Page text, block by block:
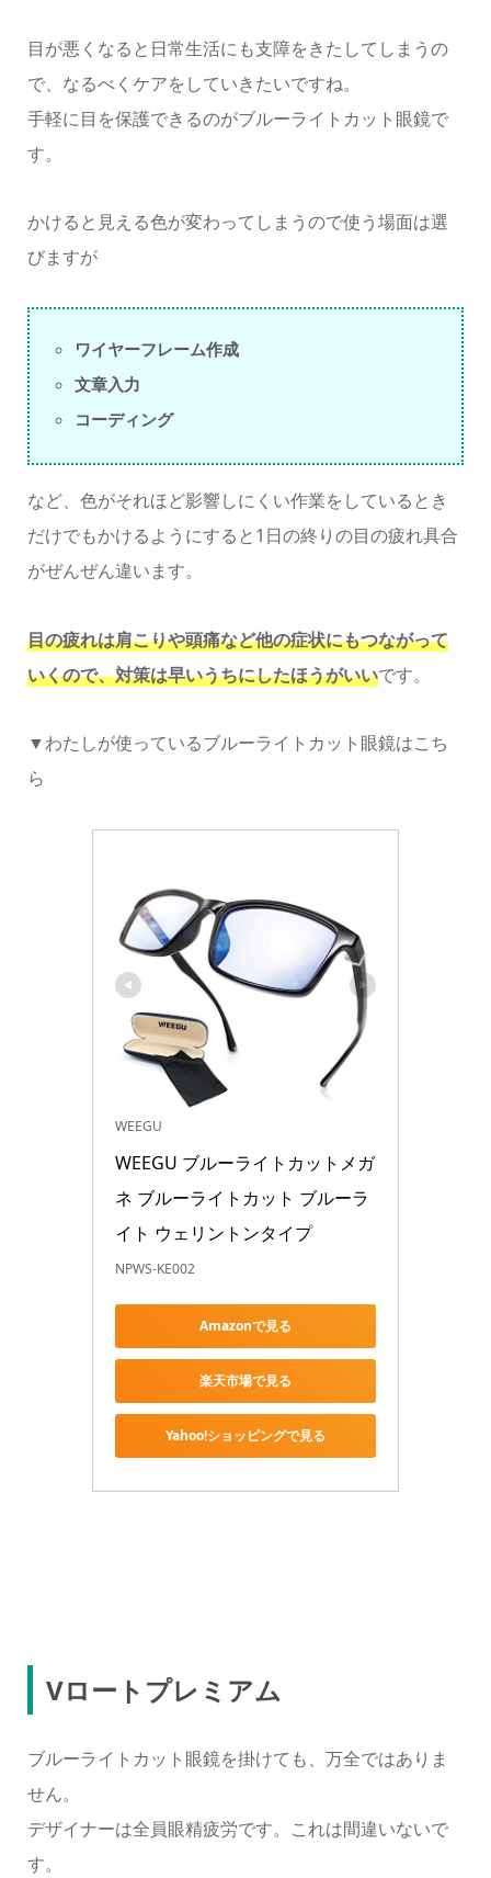
目が悪くなると日常生活にも支障をきたしてしまうの
で、なるべくケアをしていきたいですね。
手軽に目を保護できるのがブルーライトカット眼鏡で
す。
かけると見える色が変わってしまうので使う場面は選
びますが
ワイヤーフレーム作成
文章入力
コーディング
など、色がそれほど影響しにくい作業をしているとき
だけでもかけるようにすると1日の終りの目の疲れ具合
がぜんぜん違います。
目の疲れは肩こりや頭痛など他の症状にもつながって
いくので、対策は早いうちにしたほうがいいです。
▼わたしが使っているブルーライトカット眼鏡はこち
ら
WEEGU
WEEGU ブルーライトカットメガ
ネ ブルーライトカット ブルーラ
イト ウェリントンタイプ
NPWS-KE002
Amazonで見る
楽天市場で見る
Yahoo!ショッピングで見る
Vロートプレミアム
ブルーライトカット眼鏡を掛けても、万全ではありま
せん。
デザイナーは全員眼精疲労です。これは間違いないで
す。